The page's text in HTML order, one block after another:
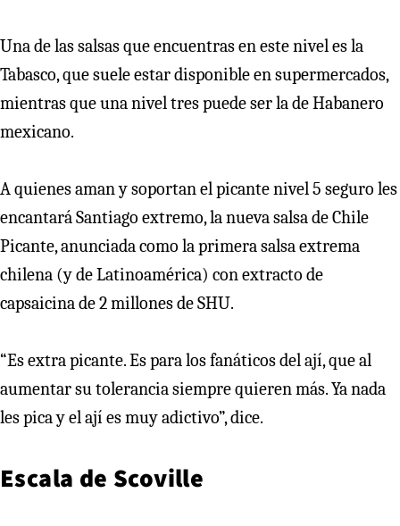
Una de las salsas que encuentras en este nivel es la
Tabasco, que suele estar disponible en supermercados,
mientras que una nivel tres puede ser la de Habanero
mexicano.
A quienes aman y soportan el picante nivel 5 seguro les
encantará Santiago extremo, la nueva salsa de Chile
Picante, anunciada como la primera salsa extrema
chilena (y de Latinoamérica) con extracto de
capsaicina de 2 millones de SHU.
“Es extra picante. Es para los fanáticos del ají, que al
aumentar su tolerancia siempre quieren más. Ya nada
les pica y el ají es muy adictivo”, dice.
Escala de Scoville